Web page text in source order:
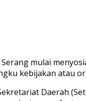
mulai
kebijakan atau
Daerah